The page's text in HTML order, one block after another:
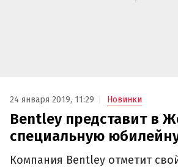
24 января 2019, 11:29 Новинки
Bentley представит в
специальную
Компания Bentley отметит